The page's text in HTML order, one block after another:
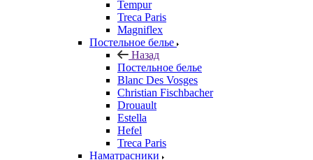
Tempur
Treca Paris
Magniflex
Постельное белье
Назад
Постельное белье
Blanc Des Vosges
Christian Fischbacher
Drouault
Estella
Hefel
Treca Paris
Наматрасники